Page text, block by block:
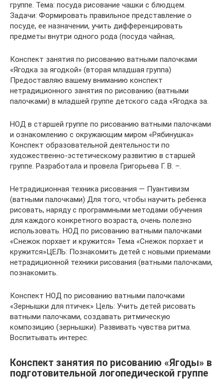
группе. Тема: посуда рисование чашки с блюдцем.
Задачи: Формировать правильное представление о
посуде, ее назначении, учить дифференцировать
предметы внутри одного рода (посуда чайная,.
Конспект занятия по рисованию ватными палочками
«Ягодка за ягодкой» (вторая младшая группа)
Предоставляю вашему вниманию конспект
нетрадиционного занятия по рисованию (ватными
палочками) в младшей группе детского сада «Ягодка за.
НОД в старшей группе по рисованию ватными палочками
и ознакомлению с окружающим миром «Рябинушка»
Конспект образовательной деятельности по
художественно-эстетическому развитию в старшей
группе. Разработала и провела Григорьева Г. В. –.
Нетрадиционная техника рисования — Пуантивизм
(ватными палочками) Для того, чтобы научить ребенка
рисовать, наряду с программными методами обучения
для каждого конкретного возраста, очень полезно
использовать. НОД по рисованию ватными палочками
«Снежок порхает и кружится» Тема «Снежок порхает и
кружится»ЦЕЛЬ: Познакомить детей с новыми приемами
нетрадиционной техники рисования (ватными палочками,
познакомить.
Конспект НОД по рисованию ватными палочками
«Зернышки для птичек» Цель: Учить детей рисовать
ватными палочками, создавать ритмическую
композицию (зернышки). Развивать чувства ритма.
Воспитывать интерес.
Конспект занятия по рисованию «Ягоды» в
подготовительной логопедической группе